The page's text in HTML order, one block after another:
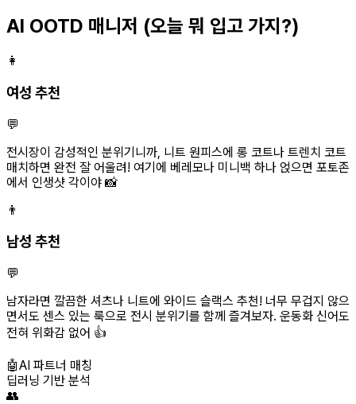
AI OOTD 매니저 (오늘 뭐 입고 가지?)
👩
여성 추천
💬
전시장이 감성적인 분위기니까, 니트 원피스에 롱 코트나 트렌치 코트
매치하면 완전 잘 어울려! 여기에 베레모나 미니백 하나 얹으면 포토존
에서 인생샷 각이야 📸
👨
남성 추천
💬
남자라면 깔끔한 셔츠나 니트에 와이드 슬랙스 추천! 너무 무겁지 않으
면서도 센스 있는 룩으로 전시 분위기를 함께 즐겨보자. 운동화 신어도
전혀 위화감 없어 👍
🤖AI 파트너 매칭
딥러닝 기반 분석
👥